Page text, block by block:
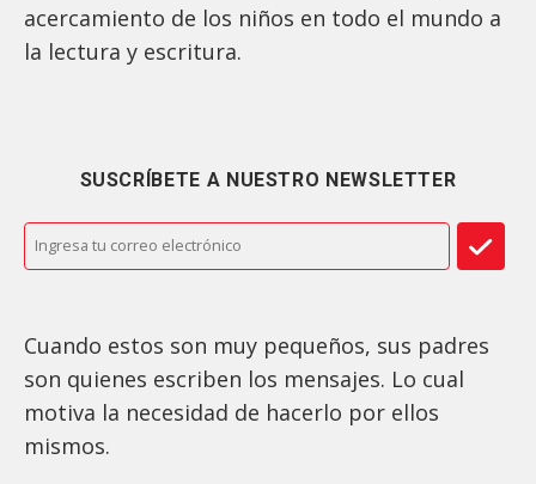
acercamiento de los niños en todo el mundo a
la lectura y escritura.
SUSCRÍBETE A NUESTRO NEWSLETTER
Cuando estos son muy pequeños, sus padres
son quienes escriben los mensajes. Lo cual
motiva la necesidad de hacerlo por ellos
mismos.